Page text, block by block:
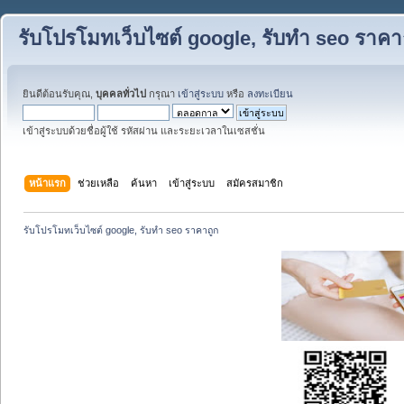
รับโปรโมทเว็บไซต์ google, รับทำ seo ราค
ยินดีต้อนรับคุณ, บุคคลทั่วไป กรุณา เข้าสู่ระบบ หรือ ลงทะเบียน
เข้าสู่ระบบด้วยชื่อผู้ใช้ รหัสผ่าน และระยะเวลาในเซสชั่น
หน้าแรก ช่วยเหลือ ค้นหา เข้าสู่ระบบ สมัครสมาชิก
รับโปรโมทเว็บไซต์ google, รับทำ seo ราคาถูก